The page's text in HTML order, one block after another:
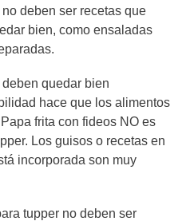
deben ser recetas que
bien, como ensaladas
quedar bien
hace que los alimentos
frita con fideos NO es
Los guisos o recetas en
incorporada son muy
tupper no deben ser